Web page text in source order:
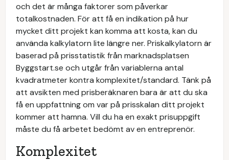
och det är många faktorer som påverkar
totalkostnaden. För att få en indikation på hur
mycket ditt projekt kan komma att kosta, kan du
använda kalkylatorn lite längre ner. Priskalkylatorn är
baserad på prisstatistik från marknadsplatsen
Byggstart.se och utgår från variablerna antal
kvadratmeter kontra komplexitet/standard. Tänk på
att avsikten med prisberäknaren bara är att du ska
få en uppfattning om var på prisskalan ditt projekt
kommer att hamna. Vill du ha en exakt prisuppgift
måste du få arbetet bedömt av en entreprenör.
Komplexitet